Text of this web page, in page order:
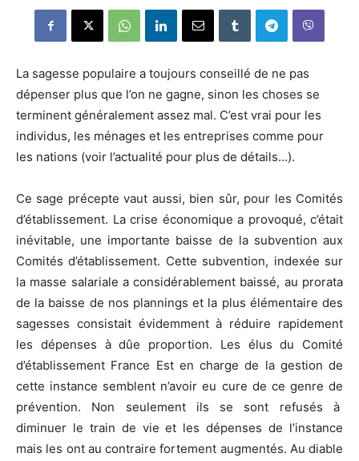
La sagesse populaire a toujours conseillé de ne pas
dépenser plus que l’on ne gagne, sinon les choses se
terminent généralement assez mal. C’est vrai pour les
individus, les ménages et les entreprises comme pour
les nations (voir l’actualité pour plus de détails…).
Ce sage précepte vaut aussi, bien sûr, pour les Comités
d’établissement. La crise économique a provoqué, c’était
inévitable, une importante baisse de la subvention aux
Comités d’établissement. Cette subvention, indexée sur
la masse salariale a considérablement baissé, au prorata
de la baisse de nos plannings et la plus élémentaire des
sagesses consistait évidemment à réduire rapidement
les dépenses à dûe proportion. Les élus du Comité
d’établissement France Est en charge de la gestion de
cette instance semblent n’avoir eu cure de ce genre de
prévention. Non seulement ils se sont refusés à
diminuer le train de vie et les dépenses de l’instance
mais les ont au contraire fortement augmentés. Au diable